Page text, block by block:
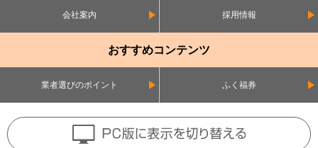
会社案内 採用情報
おすすめコンテンツ
業者選びのポイント ふく福券